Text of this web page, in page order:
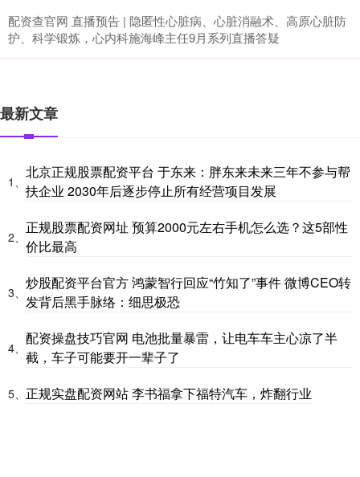
配资查官网 直播预告 | 隐匿性心脏病、心脏消融术、高原心脏防
护、科学锻炼，心内科施海峰主任9月系列直播答疑
最新文章
1、
北京正规股票配资平台 于东来：胖东来未来三年不参与帮
扶企业 2030年后逐步停止所有经营项目发展
2、
正规股票配资网址 预算2000元左右手机怎么选？这5部性
价比最高
3、
炒股配资平台官方 鸿蒙智行回应“竹知了”事件 微博CEO转
发背后黑手脉络：细思极恐
4、
配资操盘技巧官网 电池批量暴雷，让电车车主心凉了半
截，车子可能要开一辈子了
5、 正规实盘配资网站 李书福拿下福特汽车，炸翻行业